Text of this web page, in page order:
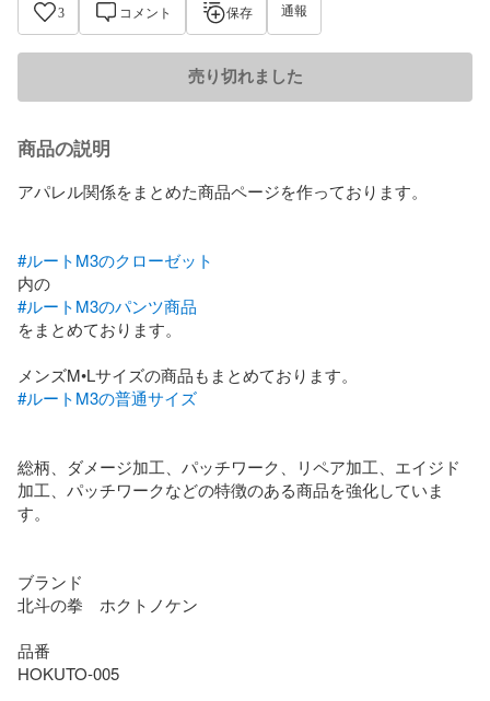
3 コメント 保存 通報
売り切れました
商品の説明
アパレル関係をまとめた商品ページを作っております。
#ルートM3のクローゼット
#ルートM3のパンツ商品
をまとめております。
#ルートM3の普通サイズ
総柄、ダメージ加工、パッチワーク、リペア加工、エイジド
加工、パッチワークなどの特徴のある商品を強化していま
す。
ブランド
北斗の拳　ホクトノケン
品番
HOKUTO-005